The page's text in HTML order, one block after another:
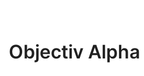
Objectiv Alpha